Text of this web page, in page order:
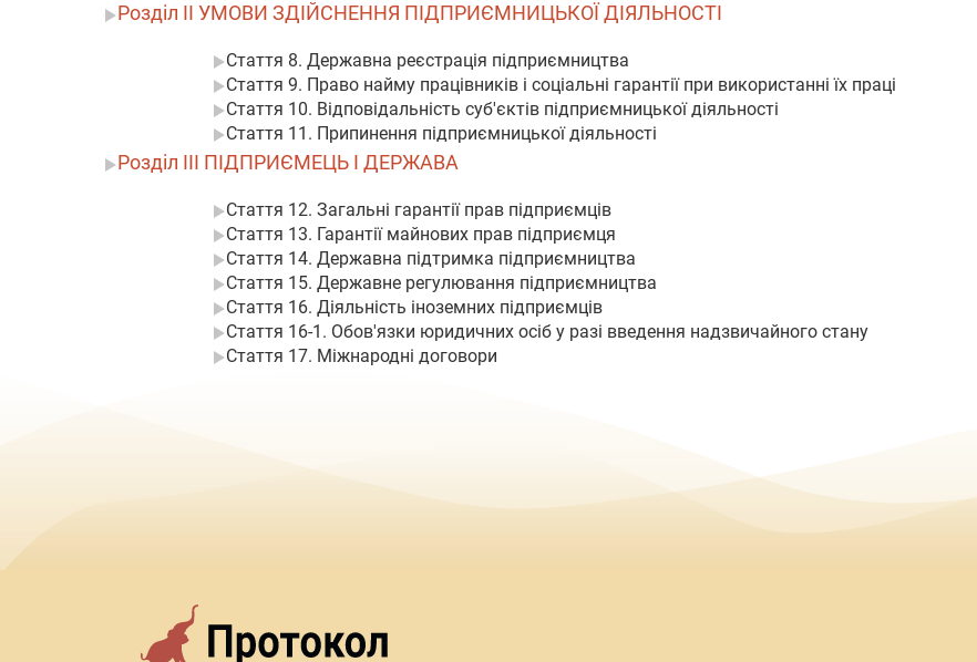
Розділ II УМОВИ ЗДІЙСНЕННЯ ПІДПРИЄМНИЦЬКОЇ ДІЯЛЬНОСТІ
Стаття 8. Державна реєстрація підприємництва
Стаття 9. Право найму працівників і соціальні гарантії при використанні їх праці
Стаття 10. Відповідальність суб'єктів підприємницької діяльності
Стаття 11. Припинення підприємницької діяльності
Розділ III ПІДПРИЄМЕЦЬ І ДЕРЖАВА
Стаття 12. Загальні гарантії прав підприємців
Стаття 13. Гарантії майнових прав підприємця
Стаття 14. Державна підтримка підприємництва
Стаття 15. Державне регулювання підприємництва
Стаття 16. Діяльність іноземних підприємців
Стаття 16-1. Обов'язки юридичних осіб у разі введення надзвичайного стану
Стаття 17. Міжнародні договори